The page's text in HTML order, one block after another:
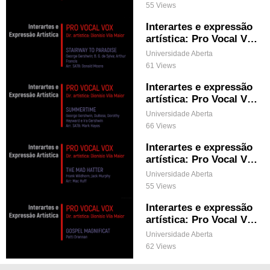
55 Views
Interartes e expressão
artística: Pro Vocal Vox
& STAIRWAY TO PARA
DISE
Universidade Aberta
61 Views
Interartes e expressão
artística: Pro Vocal Vox
& SUMMERTIME
Universidade Aberta
66 Views
Interartes e expressão
artística: Pro Vocal Vox
& THE MAD HATTER
Universidade Aberta
55 Views
Interartes e expressão
artística: Pro Vocal Vox
& GOSPEL MAGNIFICA
T
Universidade Aberta
62 Views